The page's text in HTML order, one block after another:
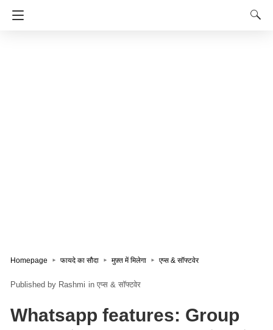
Homepage फायदे का सौदा मुफ़्त में मिलेगा एप्स & सॉफ्टवेर
Rashmi in एप्स & सॉफ्टवेर
Whatsapp features: Group